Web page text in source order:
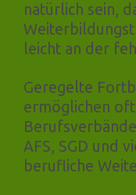
natürlich sein,
leicht an der
Geregelte
ermöglichen
AFS, SGD und
berufliche